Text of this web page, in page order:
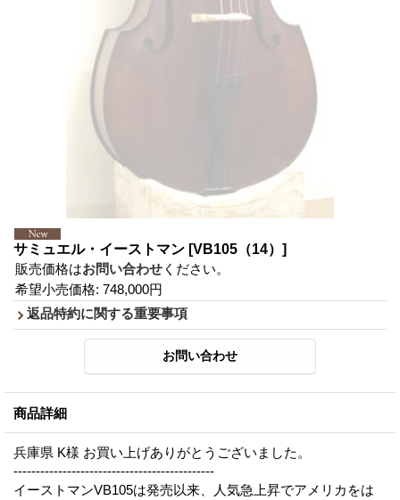
サミュエル・イーストマン [VB105（14）]
販売価格はお問い合わせ ください。
希望小売価格: 748,000円
返品特約に関する重要事項
商品詳細
兵庫県 K様 お買い上げありがとうございました。
---------------------------------------------
イーストマンVB105は発売以来、人気急上昇でアメリカをは